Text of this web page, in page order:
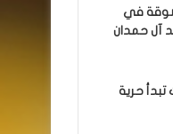
في
آل حمدان
حرية